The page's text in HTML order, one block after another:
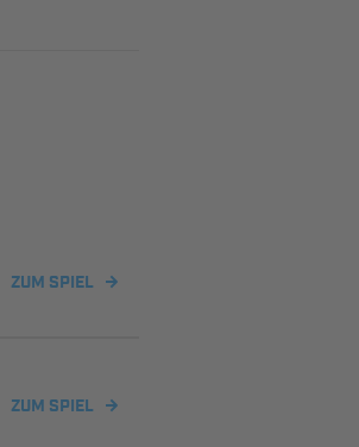
ZUM SPIEL
ZUM SPIEL